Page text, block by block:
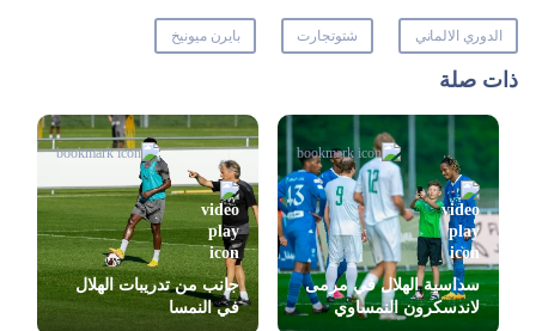
الدوري الالماني شتوتجارت بايرن ميونيخ
ذات صلة
سداسية الهلال في مرمى
لاندسكرون النمساوي
جانب من تدريبات الهلال
في النمسا